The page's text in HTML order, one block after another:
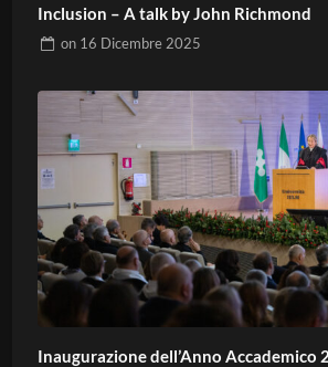
Inclusion – A talk by John Richmond
on 16 Dicembre 2025
Inaugurazione dell’Anno Accademico